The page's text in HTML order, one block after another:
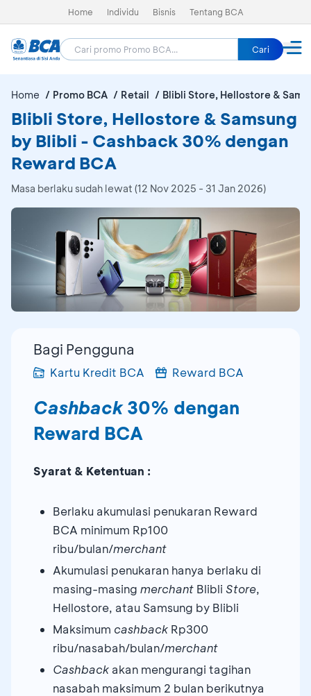
Home Individu Bisnis Tentang BCA
Cari
Home Promo BCA Retail Blibli Store, Hellostore &
Blibli Store, Hellostore & Samsung
by Blibli - Cashback 30% dengan
Reward BCA
Masa berlaku sudah lewat (12 Nov 2025 - 31 Jan 2026)
Bagi Pengguna
Kartu Kredit BCA Reward BCA
Cashback30% dengan
Reward BCA
Syarat & Ketentuan :
Berlaku akumulasi penukaran Reward
BCA minimum Rp100
ribu/bulan/merchant
Akumulasi penukaran hanya berlaku di
masing-masing merchant Blibli Store,
Hellostore, atau Samsung by Blibli
Maksimum cashback Rp300
ribu/nasabah/bulan/merchant
Cashback akan mengurangi tagihan
nasabah maksimum 2 bulan berikutnya